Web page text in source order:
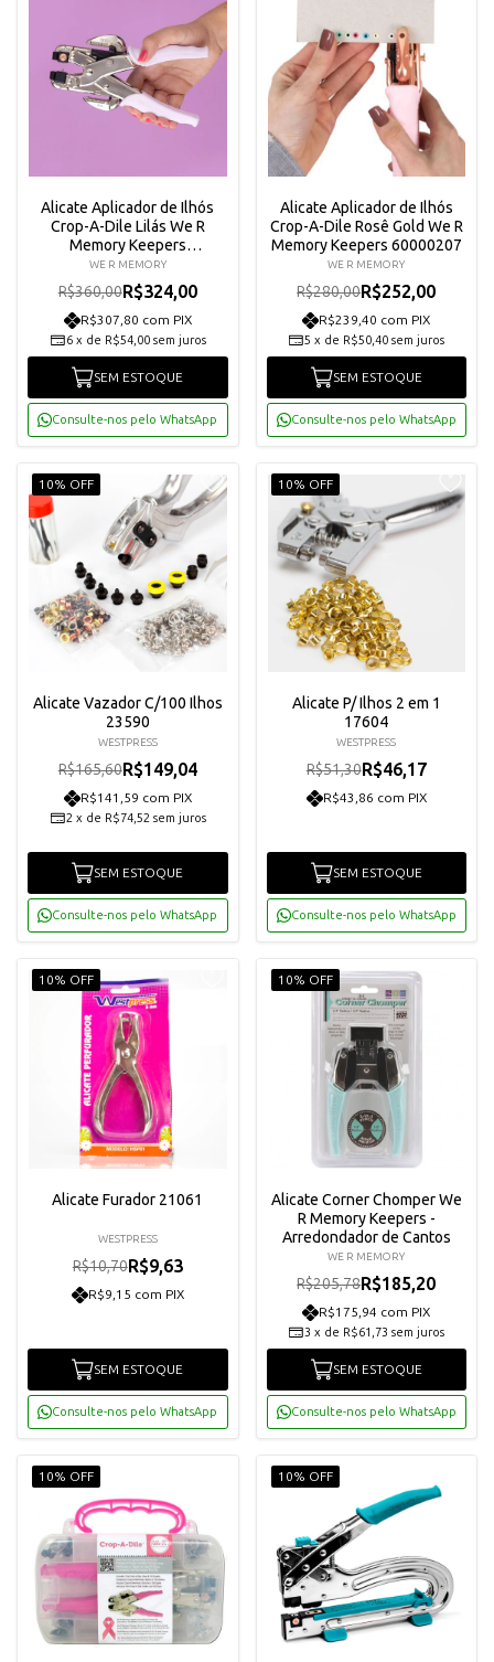
Alicate Aplicador de Ilhós
Crop-A-Dile Lilás We R
Memory Keepers
600000580
WE R MEMORY
R$360,00R$324,00
R$307,80 com PIX
6 x de R$54,00 sem juros
SEM ESTOQUE
Consulte-nos pelo WhatsApp
Alicate Aplicador de Ilhós
Crop-A-Dile Rosê Gold We R
Memory Keepers 60000207
WE R MEMORY
R$280,00R$252,00
R$239,40 com PIX
5 x de R$50,40 sem juros
SEM ESTOQUE
Consulte-nos pelo WhatsApp
10% OFF
Alicate Vazador C/100 Ilhos
23590
WESTPRESS
R$165,60R$149,04
R$141,59 com PIX
2 x de R$74,52 sem juros
SEM ESTOQUE
Consulte-nos pelo WhatsApp
10% OFF
Alicate P/ Ilhos 2 em 1
17604
WESTPRESS
R$51,30R$46,17
R$43,86 com PIX
SEM ESTOQUE
Consulte-nos pelo WhatsApp
10% OFF
Alicate Furador 21061
WESTPRESS
R$10,70R$9,63
R$9,15 com PIX
SEM ESTOQUE
Consulte-nos pelo WhatsApp
10% OFF
Alicate Corner Chomper We
R Memory Keepers -
Arredondador de Cantos
WE R MEMORY
R$205,78R$185,20
R$175,94 com PIX
3 x de R$61,73 sem juros
SEM ESTOQUE
Consulte-nos pelo WhatsApp
10% OFF 10% OFF